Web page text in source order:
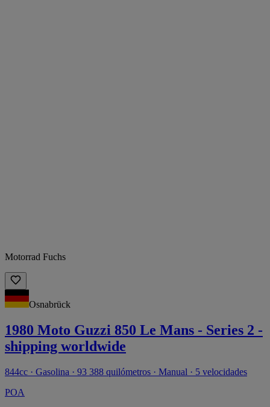
Motorrad Fuchs
Osnabrück
1980 Moto Guzzi 850 Le Mans - Series 2 -
shipping worldwide
844cc · Gasolina · 93 388 quilómetros · Manual · 5 velocidades
POA